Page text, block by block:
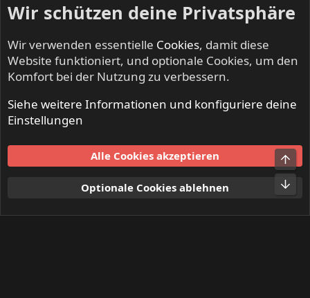
Mitglieder
Nutzungsbedingungen
Datenschutz
S
Wir schützen deine Privatsphäre
Wir verwenden essentielle Cookies, damit diese
Website funktioniert, und optionale Cookies, um den
Komfort bei der Nutzung zu verbessern.
Siehe weitere Informationen und konfiguriere deine
Einstellungen
Alle Cookies akzeptieren
Optionale Cookies ablehnen